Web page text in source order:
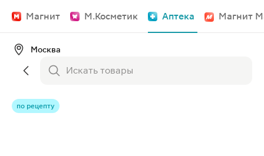
Магнит М.Косметик Аптека Магнит
Москва
по рецепту